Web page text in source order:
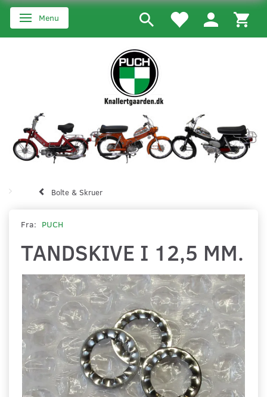
Skifte navigation
Menu
Bolte & Skruer
Fra: PUCH
TANDSKIVE I 12,5 MM.